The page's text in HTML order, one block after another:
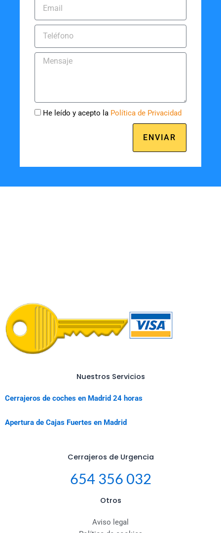
Mensaje
Cookies
He leído y acepto la Política de Privacidad
ENVIAR
Nuestros Servicios
Cerrajeros de coches en Madrid 24 horas
Apertura de Cajas Fuertes en Madrid
Cerrajeros de Urgencia
654 356 032
Otros
Aviso legal